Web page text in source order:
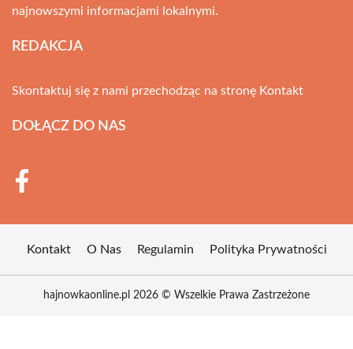
najnowszymi informacjami lokalnymi.
REDAKCJA
Skontaktuj się z nami przechodząc na stronę Kontakt
DOŁĄCZ DO NAS
Kontakt O Nas Regulamin Polityka Prywatności
hajnowkaonline.pl 2026 © Wszelkie Prawa Zastrzeżone